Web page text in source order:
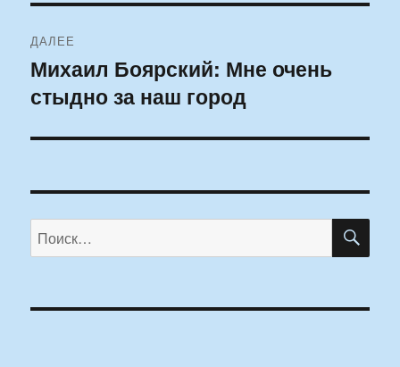
ДАЛЕЕ
Следующая
запись:
Михаил Боярский: Мне очень
стыдно за наш город
Искать: